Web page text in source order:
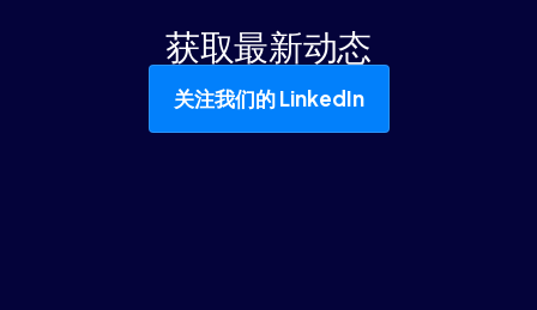
获取最新动态
关注我们的 LinkedIn